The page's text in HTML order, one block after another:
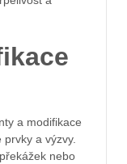
a modifikace
prvky a výzvy.
nebo